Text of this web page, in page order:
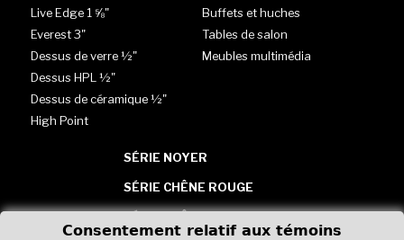
Live Edge 1 ⅝"
Everest 3"
Dessus de verre ½"
Dessus HPL ½"
Dessus de céramique ½"
High Point
Buffets et huches
Tables de salon
Meubles multimédia
SÉRIE NOYER
SÉRIE CHÊNE ROUGE
Consentement relatif aux témoins